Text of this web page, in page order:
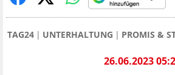
TAG24 UNTERHALTUNG PROMIS &
26.06.2023